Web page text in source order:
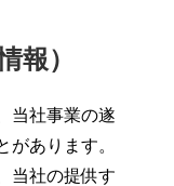
報）
当社事業の遂
があります。
当社の提供す